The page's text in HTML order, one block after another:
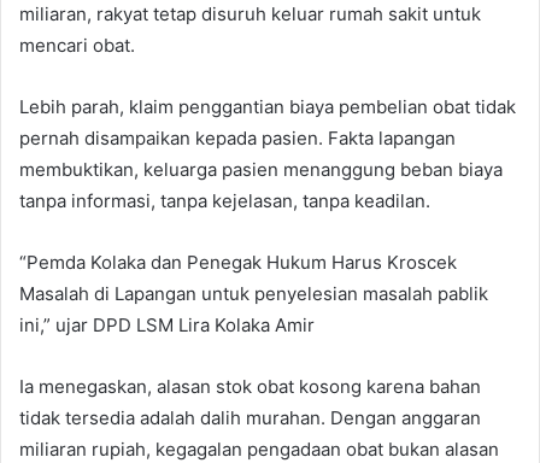
miliaran, rakyat tetap disuruh keluar rumah sakit untuk
mencari obat.
Lebih parah, klaim penggantian biaya pembelian obat tidak
pernah disampaikan kepada pasien. Fakta lapangan
membuktikan, keluarga pasien menanggung beban biaya
tanpa informasi, tanpa kejelasan, tanpa keadilan.
“Pemda Kolaka dan Penegak Hukum Harus Kroscek
Masalah di Lapangan untuk penyelesian masalah pablik
ini,” ujar DPD LSM Lira Kolaka Amir
Ia menegaskan, alasan stok obat kosong karena bahan
tidak tersedia adalah dalih murahan. Dengan anggaran
miliaran rupiah, kegagalan pengadaan obat bukan alasan